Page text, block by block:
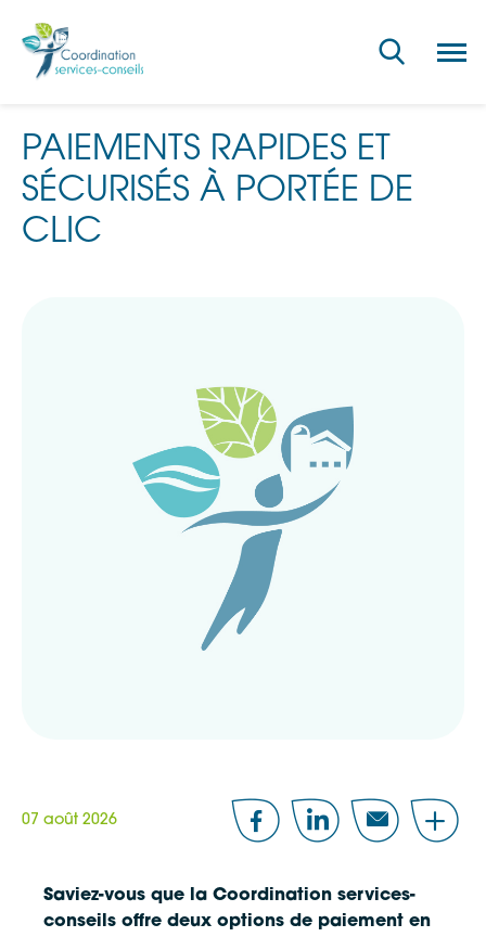
la
PAIEMENTS RAPIDES ET
SÉCURISÉS À PORTÉE DE
CLIC
07 août 2026 FacebookLinkedInEmail Share
Saviez-vous que la Coordination services-
conseils offre deux options de paiement en